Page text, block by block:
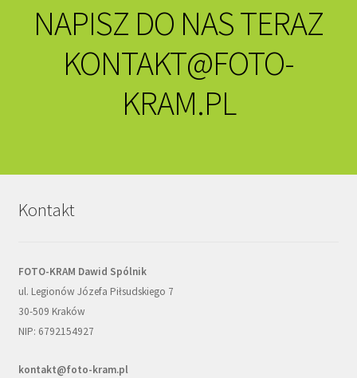
NAPISZ DO NAS TERAZ
KONTAKT@FOTO-
KRAM.PL
Kontakt
FOTO-KRAM Dawid Spólnik
ul. Legionów Józefa Piłsudskiego 7
30-509 Kraków
NIP: 6792154927
kontakt@foto-kram.pl